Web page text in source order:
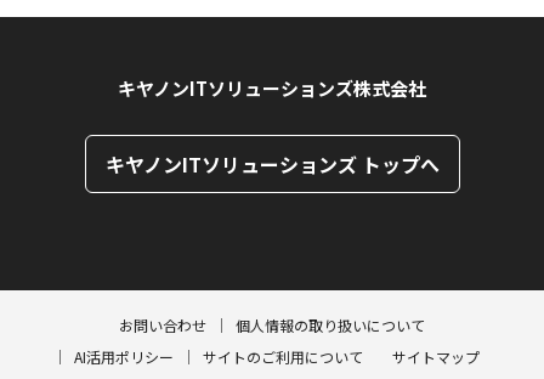
キヤノンITソリューションズ株式会社
キヤノンITソリューションズ トップへ
お問い合わせ
個人情報の取り扱いについて
AI活用ポリシー
サイトのご利用について サイトマップ